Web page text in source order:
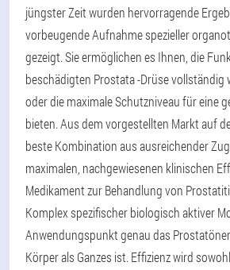
jüngster Zeit wurden hervorragende
vorbeugende Aufnahme spezieller
gezeigt. Sie ermöglichen es Ihnen, die
beschädigten Prostata -Drüse vollständig
oder die maximale Schutzniveau für eine
bieten. Aus dem vorgestellten Markt auf
beste Kombination aus ausreichender
maximalen, nachgewiesenen klinischen
Medikament zur Behandlung von
Komplex spezifischer biologisch aktiver
Anwendungspunkt genau das
Körper als Ganzes ist. Effizienz wird